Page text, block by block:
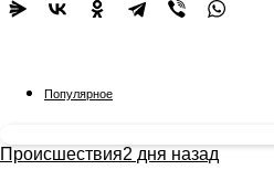
Популярное
Происшествия2 дня назад